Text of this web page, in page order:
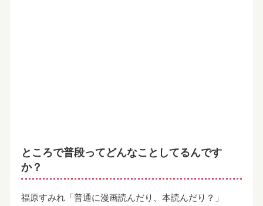
ところで普段ってどんなことしてるんです
か？
福原すみれ「普通に漫画読んだり、本読んだり？」